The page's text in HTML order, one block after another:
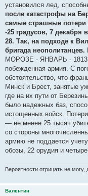
установился лед,
после катастрофы на
самые страшные
-25 градусов, 7
28. Так, на подходе к
бригада неополитанцев.
МОРОЗЕ - ЯНВАРЬ - 1813
побежденная армия. С
обстоятельство, что
Минск и Брест, занятые
где на их пути от
было надежных баз,
истощенных войск.
— не менее 25 тысяч
со стороны
армию не поддается
обозы, 22 орудия и четыре
Вероятности отрицать не
Валентин